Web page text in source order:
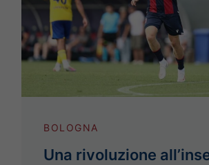
BOLOGNA
Una rivoluzione